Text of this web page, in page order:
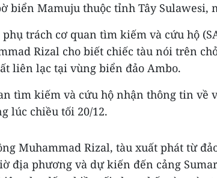
biển Mamuju thuộc tỉnh Tây Sulawesi,
trách cơ quan tìm kiếm và cứu hộ
Rizal cho biết chiếc tàu nói trên
liên lạc tại vùng biển đảo Ambo.
tìm kiếm và cứu hộ nhận thông tin về
lúc chiều tối 20/12.
Muhammad Rizal, tàu xuất phát từ
địa phương và dự kiến đến cảng